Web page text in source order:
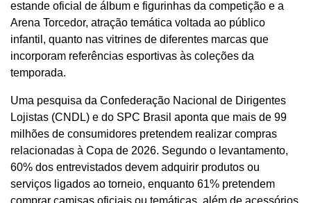
estande oficial de álbum e figurinhas da competição e a
Arena Torcedor, atração temática voltada ao público
infantil, quanto nas vitrines de diferentes marcas que
incorporam referências esportivas às coleções da
temporada.
Uma pesquisa da Confederação Nacional de Dirigentes
Lojistas (CNDL) e do SPC Brasil aponta que mais de 99
milhões de consumidores pretendem realizar compras
relacionadas à Copa de 2026. Segundo o levantamento,
60% dos entrevistados devem adquirir produtos ou
serviços ligados ao torneio, enquanto 61% pretendem
comprar camisas oficiais ou temáticas, além de acessórios